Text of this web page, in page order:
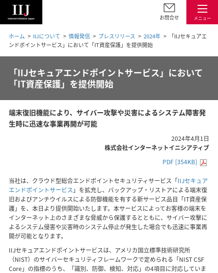
メニュー
お問合せ
ホーム IIJについて 情報発信 プレスリリース 2024年
「IIJセキュアエ
ンドポイントサービス」において「IT資産保護」を提供開始
「IIJセキュアエンドポイントサービス」において
「IT資産保護」を提供開始
端末復旧機能により、サイバー攻撃や災害によるシステム障害発
生時に迅速な事業再開が可能
2024年4月1日
株式会社インターネットイニシアティブ
PDF [354KB]
当社は、クラウド型総合エンドポイントセキュリティサービス「IIJセキュア
エンドポイントサービス 」を拡充し、バックアップ・リストアによる端末復
旧およびアンチウイルスによる防御機能を有する新サービス品目「IT資産保
護」を、本日より提供開始いたします。本サービスによってお客様の端末を
インターネット上のさまざまな脅威から保護するとともに、サイバー攻撃に
よるシステム侵害や災害時のシステム停止が発生した場合でも迅速に事業再
開が可能となります。
IIJセキュアエンドポイントサービスは、アメリカ国立標準技術研究所
（NIST）のサイバーセキュリティフレームワークで定められる「NIST CSF
Core」の指標のうち、「識別、防御、検知、対応」の4項目に対応していま